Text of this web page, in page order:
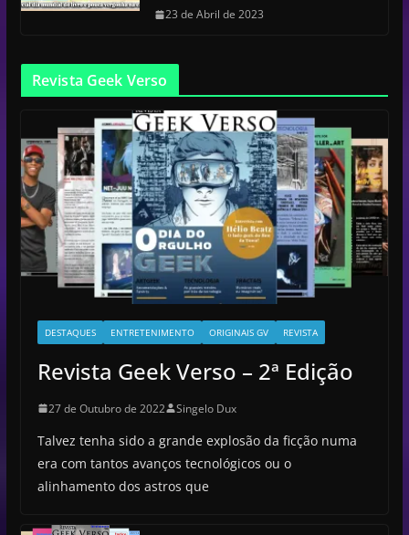
23 de Abril de 2023
Revista Geek Verso
DESTAQUES ENTRETENIMENTO ORIGINAIS GV REVISTA
Revista Geek Verso – 2ª Edição
27 de Outubro de 2022 Singelo Dux
Talvez tenha sido a grande explosão da ficção numa
era com tantos avanços tecnológicos ou o
alinhamento dos astros que